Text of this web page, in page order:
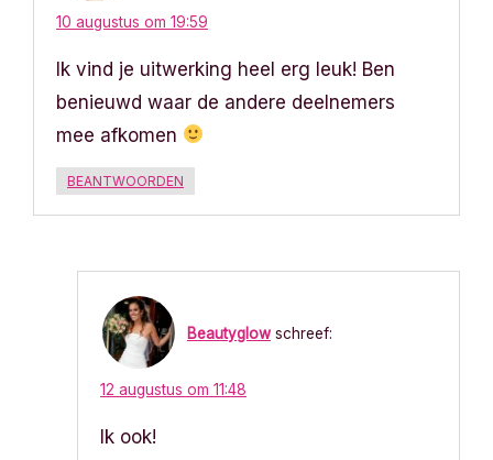
10 augustus om 19:59
Ik vind je uitwerking heel erg leuk! Ben
benieuwd waar de andere deelnemers
mee afkomen
BEANTWOORDEN
Beautyglow schreef:
12 augustus om 11:48
Ik ook!